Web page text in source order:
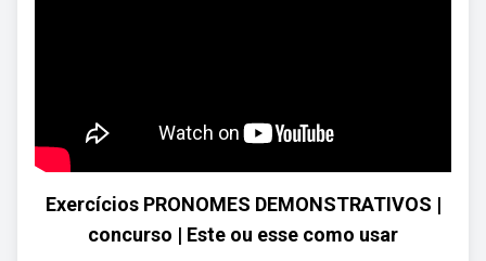
Exercícios PRONOMES DEMONSTRATIVOS |
concurso | Este ou esse como usar